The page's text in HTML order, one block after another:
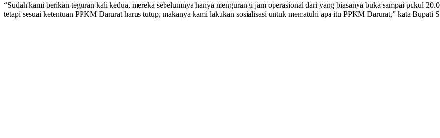
“Sudah kami berikan teguran kali kedua, mereka sebelumnya hanya mengurangi jam operasional dari yang biasanya buka sampai pukul
tetapi sesuai ketentuan PPKM Darurat harus tutup, makanya kami lakukan sosialisasi untuk mematuhi apa itu PPKM Darurat,” kata Bupati